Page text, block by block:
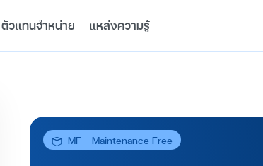
ตัวแทนจำหน่าย แหล่งความรู้
MF - Maintenance Free